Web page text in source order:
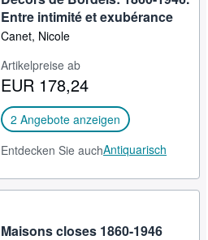
Entre intimité et exubérance
Canet, Nicole
Artikelpreise ab
EUR 178,24
2 Angebote anzeigen
Entdecken Sie auchAntiquarisch
Maisons closes 1860-1946